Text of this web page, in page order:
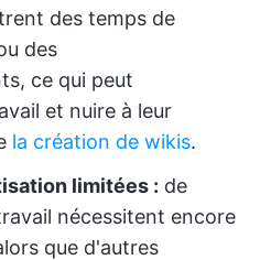
des temps de
des
ce qui peut
et nuire à leur
la création de wikis.
limitées : de
nécessitent encore
que d'autres